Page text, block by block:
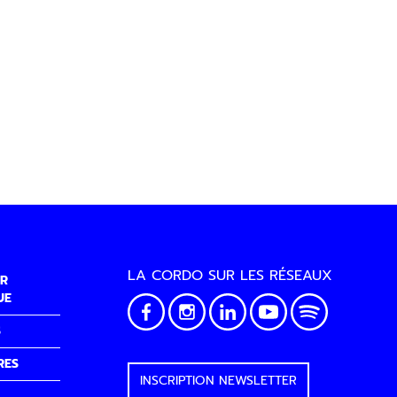
LA CORDO SUR LES RÉSEAUX
INSCRIPTION NEWSLETTER